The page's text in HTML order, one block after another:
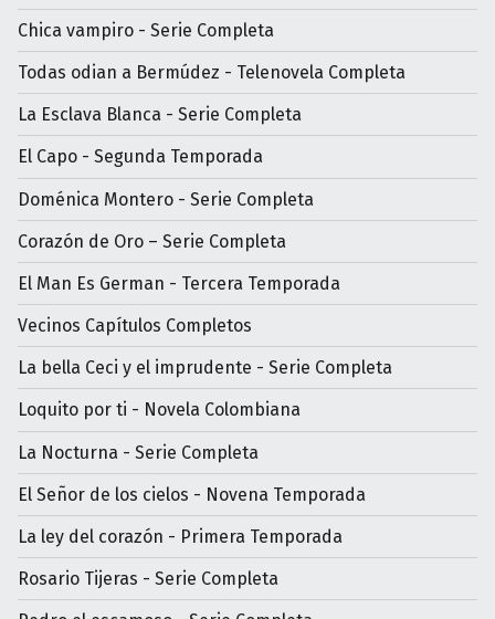
Chica vampiro - Serie Completa
Todas odian a Bermúdez - Telenovela Completa
La Esclava Blanca - Serie Completa
El Capo - Segunda Temporada
Doménica Montero - Serie Completa
Corazón de Oro – Serie Completa
El Man Es German - Tercera Temporada
Vecinos Capítulos Completos
La bella Ceci y el imprudente - Serie Completa
Loquito por ti - Novela Colombiana
La Nocturna - Serie Completa
El Señor de los cielos - Novena Temporada
La ley del corazón - Primera Temporada
Rosario Tijeras - Serie Completa